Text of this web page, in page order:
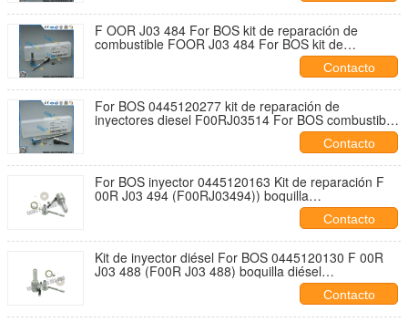
F OOR J03 484 For BOS kit de reparación de
combustible FOOR J03 484 For BOS kit de
reparación de diésel de ferrocarril común
Contacto
For BOS 0445120277 kit de reparación de
inyectores diesel F00RJ03514 For BOS combustible
Boquilla original DLLA151P2240 kit F00RJ03514
Contacto
For BOS inyector 0445120163 Kit de reparación F
00R J03 494 (F00RJ03494)) boquilla
DLLA150P1828 Kit de reparación F00R J03 494
Contacto
Kit de inyector diésel For BOS 0445120130 F 00R
J03 488 (F00R J03 488) boquilla diésel
DLLA149P1724 kits de reparación F00RJ03488
Contacto